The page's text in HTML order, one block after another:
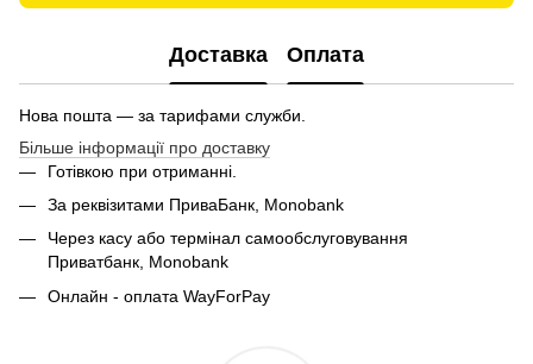
Доставка Оплата
Нова пошта — за тарифами служби.
Більше інформації про доставку
Готівкою при отриманні.
За реквізитами ПриваБанк, Monobank
Через касу або термінал самообслуговування
Приватбанк, Monobank
Онлайн - оплата WayForPay